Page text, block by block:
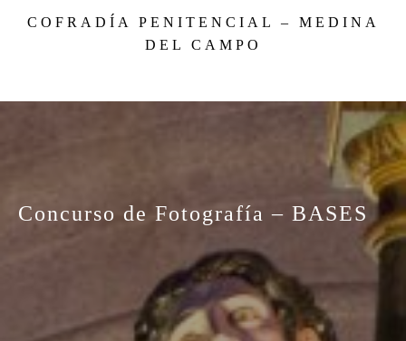
COFRADÍA PENITENCIAL – MEDINA
DEL CAMPO
Concurso de Fotografía – BASES